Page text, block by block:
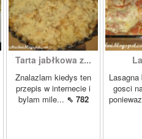
Tarta jabłkowa z...
Znalazlam kiedys ten
przepis w internecie i
bylam mile... ⇖ 782
gosci